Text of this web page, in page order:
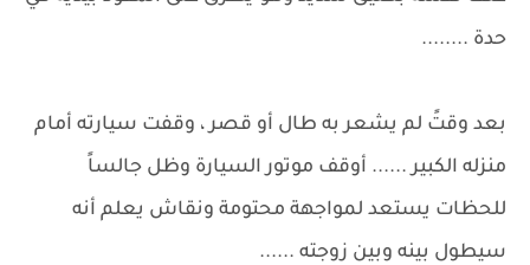
حدة ........
بعد وقتً لم يشعر به طال أو قصر ، وقفت سيارته أمام
منزله الكبير ...... أوقف موتور السيارة وظل جالساً
للحظات يستعد لمواجهة محتومة ونقاش يعلم أنه
سيطول بينه وبين زوجته ......